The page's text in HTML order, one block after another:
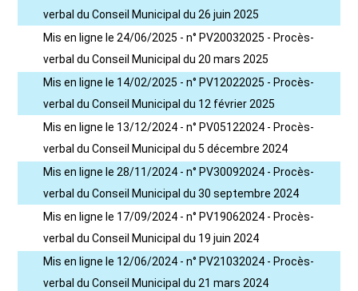
verbal du Conseil Municipal du 26 juin 2025
Mis en ligne le 24/06/2025 - n° PV20032025 - Procès-
verbal du Conseil Municipal du 20 mars 2025
Mis en ligne le 14/02/2025 - n° PV12022025 - Procès-
verbal du Conseil Municipal du 12 février 2025
Mis en ligne le 13/12/2024 - n° PV05122024 - Procès-
verbal du Conseil Municipal du 5 décembre 2024
Mis en ligne le 28/11/2024 - n° PV30092024 - Procès-
verbal du Conseil Municipal du 30 septembre 2024
Mis en ligne le 17/09/2024 - n° PV19062024 - Procès-
verbal du Conseil Municipal du 19 juin 2024
Mis en ligne le 12/06/2024 - n° PV21032024 - Procès-
verbal du Conseil Municipal du 21 mars 2024